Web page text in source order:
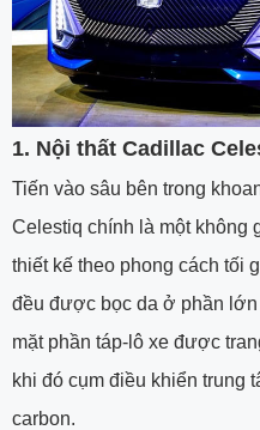
1. Nội thất Cadillac
Tiến vào sâu bên trong
Celestiq chính là một không
thiết kế theo phong cách tối
đều được bọc da ở phần
mặt phần táp-lô xe được
khi đó cụm điều khiển trung
carbon.